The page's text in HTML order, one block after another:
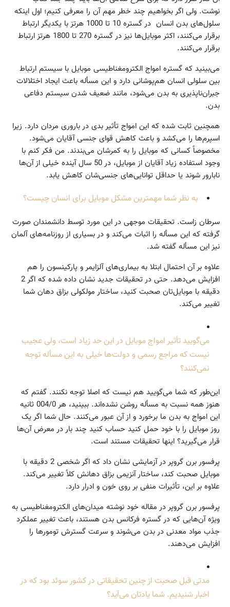
نوشت. ولی اگر بخواهیم چند خطر مهم آن را معرفی کنیم؛ اول اینکه
سلول‌های بدن انسان در گستره 10 تا 1000 هرتز با یکدیگر ارتباط
برقرار می‌کنند، اکثر موبایل‌ها نیز در گستره 270 تا 1800 هرتز ارتباط
برقرار می‌کنند.
می‌بینید که گستره امواج الکترومغناطیسی موبایل با سیستم ارتباط
بین سلولی انسان هم‌پوشانی دارد و این مسأله باعث ایجاد اختلالات
جبران‌ناپذیری به بدن می‌شود، مانند ضعیف شدن سیستم دفاعی
بدن.
همچنین ثابت شده که این امواج تأثیر بدی در باروری مردان دارد. زیرا
اسپرم‌ها را می‌کشد و باعث کاهش قوای جنسی آقایان می‌شود.
مخصوصاً کسانی که موبایل را به کمرشان می‌بندند. من فکر کنم با
وجود استفاده زیاد آقایان از موبایل، در 50 سال آینده خیلی از آن‌ها
نابارور شوند یا حداقل توانایی‌های جنسی‌شان کاهش یابد.
به نظر شما مهمترین مشکل موبایل برای انسان چیست؟
سرطان زاست. تحقیقات موجهی در این مورد توسط دانشمندان صورت
گرفته که این مسأله را اثبات می‌کند و در بسیاری از روزنامه‌های آلمان
نیز این مسأله گفته شد.
علاوه بر آن احتمال ابتلا به بیماری‌های آلزایمر و پارکینسون را هم
افزایش می‌دهد. حتی در تحقیقات جدید نشان داده شده که اگر 2
دقیقه با موبایل‌تان صحبت کنید، ساختار مولکولی بزاق دهان شما
تغییر می‌کند.
می‌گویید تأثیر امواج موبایل در این حد زیاد است، ولی عجیب
نیست که مراجع رسمی و دولت‌ها خیلی به این مسأله توجه
نمی‌کنند؟
این‌طور که شما می‌گویید هم نیست که اصلا توجه نکنند. گفتم که
هنوز همه نسبت به مسأله روشن نشده‌اند. ببینید، هر 004/0 ثانیه
این امواج به بدن ما برخورد و از آن عبور می‌کنند. حال شما اگر یک
روز موبایل را با خود حمل کنید حساب کنید چند بار در معرض آن‌ها
قرار می‌گیرید؟ اینها تحقیقات مستند است.
پرفسور برن گروپر در آزمایشی نشان داد که اگر شخصی 2 دقیقه با
موبایل صحبت کند، ساختار آنزیمی بزاق دهانش کلاً تغییر می‌کند.
علاوه بر این، تأثیرات منفی بر روی خون و ادرار دارد.
پرفسور برن گروپر در مقاله خود نوشته میدان‌های الکترومغناطیسی به
ویژه آن‌هایی که در گستره فرکانس بدن هستند، باعث تغییر عملکرد
جذب مواد معدنی در بدن می‌شوند و سرعت گسترش تومورها را
افزایش می‌دهند.
مدتی قبل صحبت از چنین تحقیقاتی در کشور سوئد بود که در
اخبار شنیدیم. شما یادتان می‌آید؟